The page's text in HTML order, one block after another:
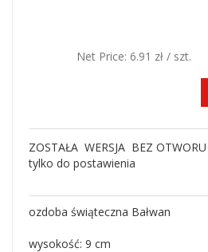
Net Price: 6.91 zł / szt.
ZOSTAŁA WERSJA BEZ OTWORU
tylko do postawienia
ozdoba świąteczna Bałwan
wysokość: 9 cm